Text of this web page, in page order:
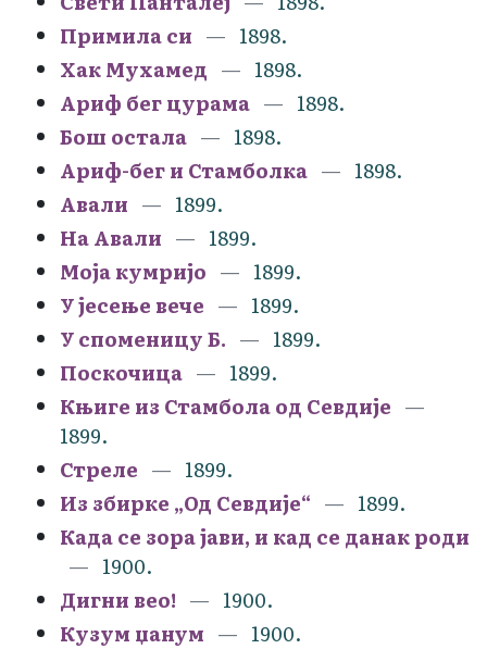
Примила си
1898.
Хак Мухамед
1898.
Ариф бег цурама
1898.
Бош остала
1898.
Ариф-бег и Стамболка
1898.
Авали
1899.
На Авали
1899.
Моја кумријо
1899.
У јесење вече
1899.
У споменицу Б.
1899.
Поскочица
1899.
Књиге из Стамбола од Севдије
1899.
Стреле
1899.
Из збирке „Од Севдије“
1899.
Када се зора јави, и кад се данак роди
1900.
Дигни вео!
1900.
Кузум џанум
1900.